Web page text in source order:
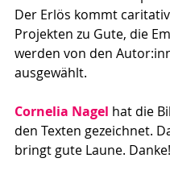
Der Erlös kommt
Projekten zu Gute, die
werden von den
ausgewählt.
Cornelia Nagel hat die
den Texten gezeichnet.
bringt gute Laune. Danke!